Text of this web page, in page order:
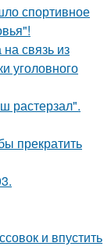
спортивное
связь из
уголовного
растерзал".
прекратить
и впустить